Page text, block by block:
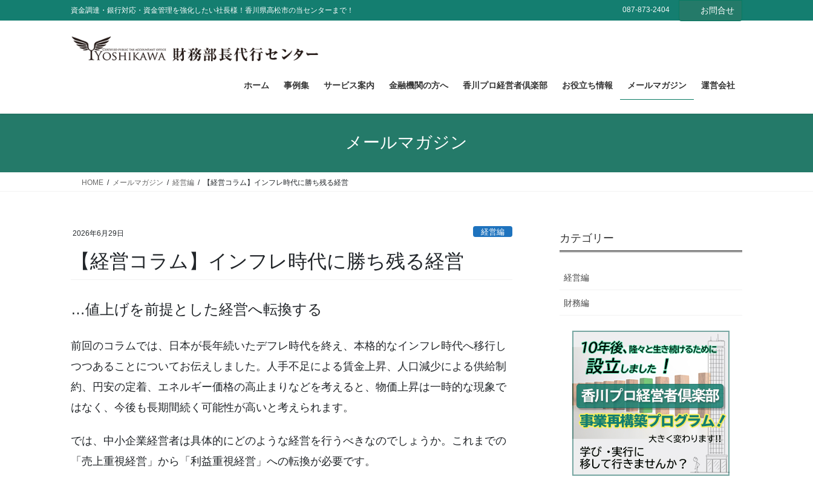
ン
ビ
資金調達・銀行対応・資金管理を強化したい社長様！香川県高松市の当センターまで！ 087-873-2404 お問合せ
ホーム 事例集 サービス案内 金融機関の方へ 香川プロ経営者倶楽部 お役立ち情報 メールマガジン 運営会社
メールマガジン
HOME メールマガジン 経営編 【経営コラム】インフレ時代に勝ち残る経営
2026年6月29日 経営編
【経営コラム】インフレ時代に勝ち残る経営
…値上げを前提とした経営へ転換する
前回のコラムでは、日本が長年続いたデフレ時代を終え、本格的なインフレ時代へ移行し
つつあることについてお伝えしました。人手不足による賃金上昇、人口減少による供給制
約、円安の定着、エネルギー価格の高止まりなどを考えると、物価上昇は一時的な現象で
はなく、今後も長期間続く可能性が高いと考えられます。
では、中小企業経営者は具体的にどのような経営を行うべきなのでしょうか。これまでの
「売上重視経営」から「利益重視経営」への転換が必要です。
カテゴリー
経営編
財務編